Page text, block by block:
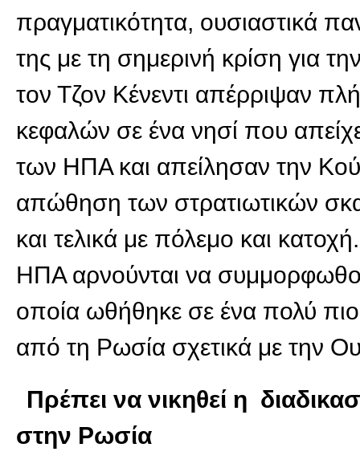
πραγματικότητα, ουσιαστικά
της με τη σημερινή κρίση για
τον Τζον Κένεντι απέρριψαν
κεφαλών σε ένα νησί που
των ΗΠΑ και απείλησαν την
απώθηση των στρατιωτικών
και τελικά με πόλεμο και
ΗΠΑ αρνούνται να
οποία ωθήθηκε σε ένα πολύ
από τη Ρωσία σχετικά με την
Πρέπει να νικηθεί η
στην Ρωσία